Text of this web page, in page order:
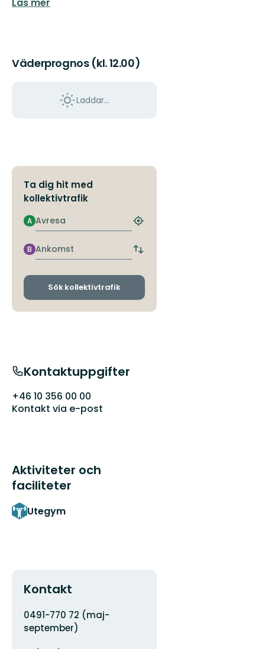
Läs mer
Väderprognos (kl. 12.00)
Laddar...
Ta dig hit med
kollektivtrafik
Avresa
A
Hitta
hållplats
Ankomst
B
Byt
och
Sök kollektivtrafik
Kontaktuppgifter
+46 10 356 00 00
Kontakt via e-post
Aktiviteter och
faciliteter
Utegym
Kontakt
Adress
0491-770 72 (maj-
september)